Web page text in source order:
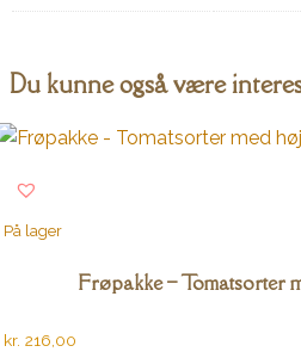
Du kunne også være
På lager
Frøpakke – Tomatsorter
kr. 216,00